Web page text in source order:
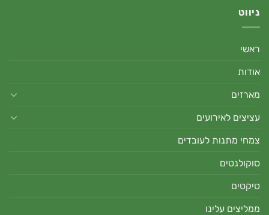
ניווט
ראשי
אודות
מארזים
עציצים לאירועים
צמחי מתנות לעובדים
סוקולנטים
טיקטים
ממליצים עלינו